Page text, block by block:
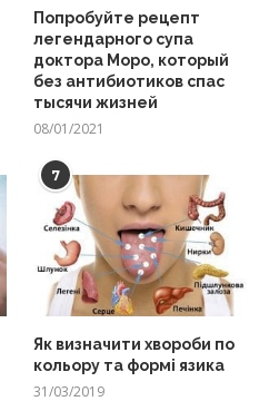
Попробуйте рецепт
легендарного супа
доктора Моро, который
без антибиотиков спас
тысячи жизней
08/01/2021
7
Як визначити хвороби по
кольору та формі язика
31/03/2019